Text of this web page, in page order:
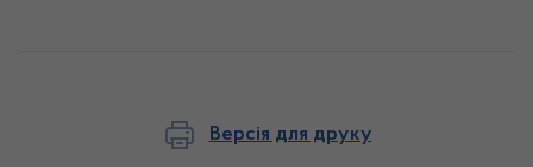
Версія для друку